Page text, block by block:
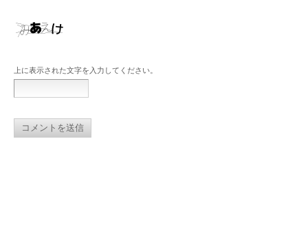
上に表示された文字を入力してください。